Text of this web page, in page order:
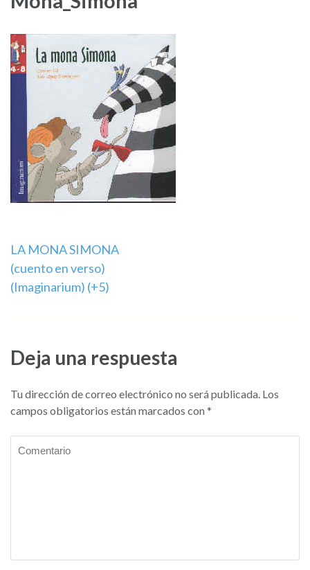
Navegación
de
LA MONA SIMONA
(cuento en verso)
(Imaginarium) (+5)
Deja una respuesta
Tu dirección de correo electrónico no será publicada. Los
campos obligatorios están marcados con *